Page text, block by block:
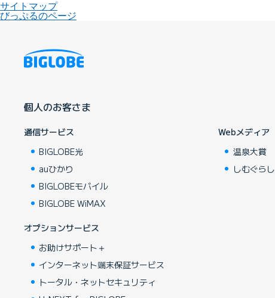
サイトマップ
びっぷるのページ
個人のお客さま
通信サービス
BIGLOBE光
auひかり
BIGLOBEモバイル
BIGLOBE WiMAX
オプションサービス
お助けサポート＋
インターネット端末保証サービス
トータル・ネットセキュリティ
Webメディア
温泉大賞
しむぐらし